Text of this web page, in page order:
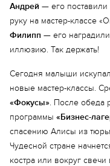
Андрей — его
руку на мастер-классе
Филипп — его
иллюзию. Так держать!
Сегодня малыши
новые мастер-классы.
«Фокусы». После обеда
программы «Бизнес-
спасению Алисы из
Чудесной стране
костра или вокруг